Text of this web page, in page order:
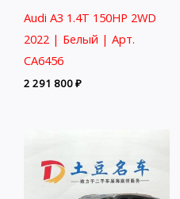
Audi A3 1.4T 150HP 2WD
2022 | Белый | Арт.
CA6456
2 291 800₽